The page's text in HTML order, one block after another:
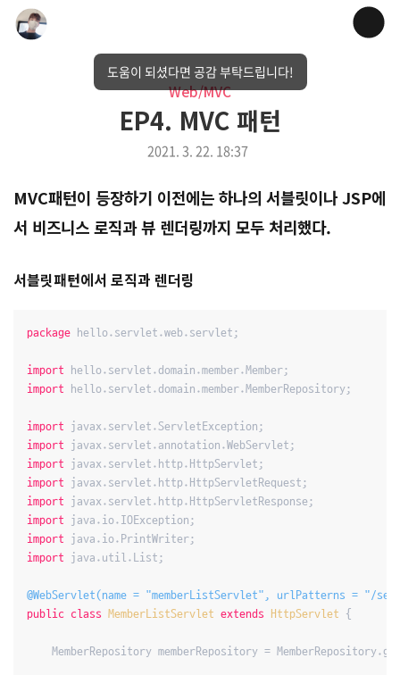
Web/MVC
EP4. MVC 패턴
2021. 3. 22. 18:37
MVC패턴이 등장하기 이전에는 하나의 서블릿이나 JSP에
서 비즈니스 로직과 뷰 렌더링까지 모두 처리했다.
서블릿패턴에서 로직과 렌더링
package hello.servlet.web.servlet;
import
import hello.servlet.domain.member.MemberRepository;
import
import
import
import
import
import
import
import java.util.List;
@WebServlet(name = "memberListServlet", urlPatterns = "/
public class MemberListServlet extends HttpServlet {
MemberRepository memberRepository =
도움이 되셨다면 공감 부탁드립니다!